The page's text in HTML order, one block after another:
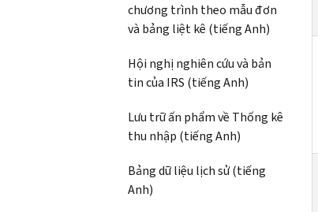
chương trình theo mẫu đơn
và bảng liệt kê (tiếng Anh)
Hội nghị nghiên cứu và bản
tin của IRS (tiếng Anh)
Lưu trữ ấn phẩm về Thống kê
thu nhập (tiếng Anh)
Bảng dữ liệu lịch sử (tiếng
Anh)